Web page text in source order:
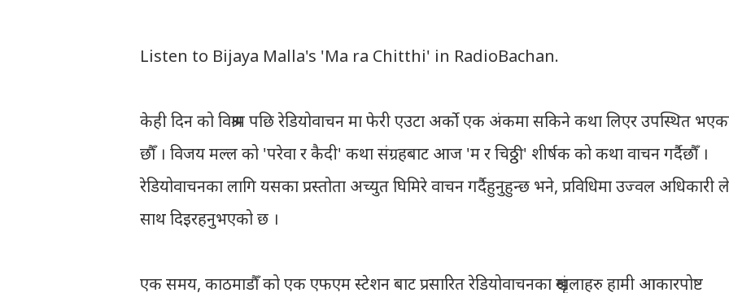
Listen to Bijaya Malla's 'Ma ra Chitthi' in RadioBachan.
केही दिन को विश्राम पछि रेडियोवाचन मा फेरी एउटा अर्को एक अंकमा सकिने कथा लिएर उपस्थित
छौँ । विजय मल्ल को 'परेवा र कैदी' कथा संग्रहबाट आज 'म र चिठ्ठी' शीर्षक को कथा वाचन गर्दैछौँ ।
रेडियोवाचनका लागि यसका प्रस्तोता अच्युत घिमिरे वाचन गर्दैहुनुहुन्छ भने, प्रविधिमा उज्वल अधिकारी ले
साथ दिइरहनुभएको छ ।
एक समय, काठमाडौँ को एक एफएम स्टेशन बाट प्रसारित रेडियोवाचनका श्रृंखलाहरु हामी आकारपोष्ट